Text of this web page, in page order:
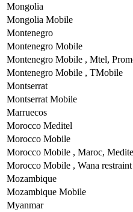
Mongolia
Mongolia Mobile
Montenegro
Montenegro Mobile
Montenegro Mobile , Mtel,
Montenegro Mobile , TMobile
Montserrat
Montserrat Mobile
Marruecos
Morocco Meditel
Morocco Mobile
Morocco Mobile , Maroc,
Morocco Mobile , Wana
Mozambique
Mozambique Mobile
Myanmar